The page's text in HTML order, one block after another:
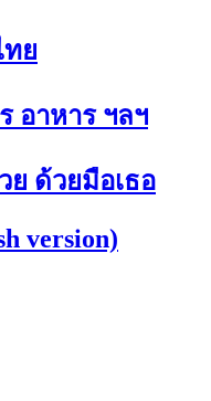
ทย
อาหาร ฯลฯ
ย ด้วยมือเธอ
version)